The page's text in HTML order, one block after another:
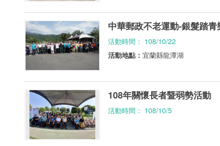
中華郵政不老運動-銀髮踏青
活動時間： 108/10/22
活動地點： 宜蘭縣龍潭湖
108年關懷長者暨弱勢活動
活動時間： 108/10/5